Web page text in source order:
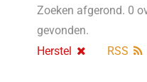
Zoeken afgerond. 0
gevonden.
Herstel
RSS